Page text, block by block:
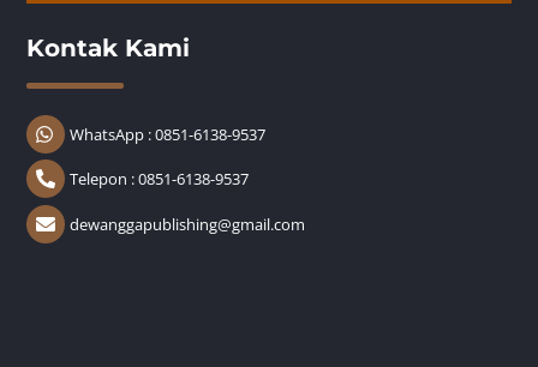
Kontak Kami
WhatsApp : 0851-6138-9537
Telepon : 0851-6138-9537
dewanggapublishing@gmail.com